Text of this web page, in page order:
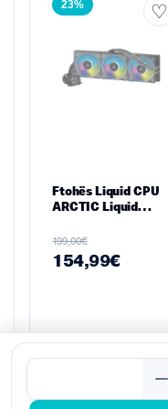
23%
Ftohës Liquid CPU
ARCTIC Liquid
– Radiator 420 mm,
A-RGB, Multi-Socket
(Intel & AMD)
199,00€
154,99€